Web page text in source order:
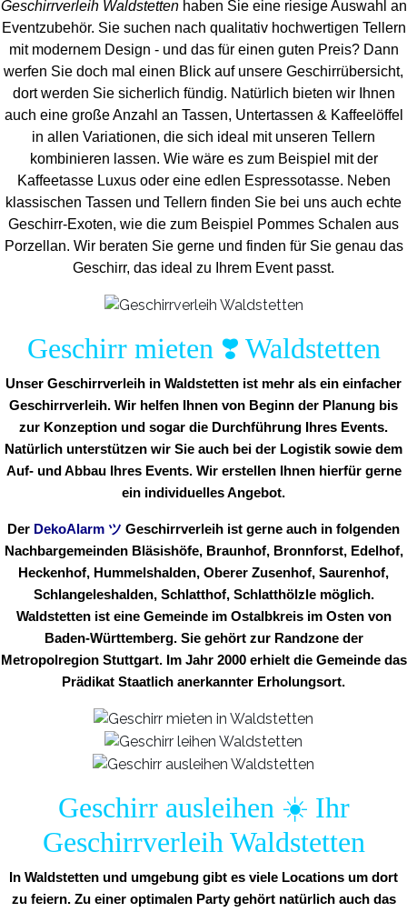
Geschirrverleih Waldstettenhaben Sie eine riesige Auswahl an
Eventzubehör. Sie suchen nach qualitativ hochwertigen Tellern
mit modernem Design - und das für einen guten Preis? Dann
werfen Sie doch mal einen Blick auf unsere Geschirrübersicht,
dort werden Sie sicherlich fündig. Natürlich bieten wir Ihnen
auch eine große Anzahl an Tassen, Untertassen & Kaffeelöffel
in allen Variationen, die sich ideal mit unseren Tellern
kombinieren lassen. Wie wäre es zum Beispiel mit der
Kaffeetasse Luxus oder eine edlen Espressotasse. Neben
klassischen Tassen und Tellern finden Sie bei uns auch echte
Geschirr-Exoten, wie die zum Beispiel Pommes Schalen aus
Porzellan. Wir beraten Sie gerne und finden für Sie genau das
Geschirr, das ideal zu Ihrem Event passt.
Geschirr mieten ❣️ Waldstetten
Unser Geschirrverleih in Waldstetten ist mehr als ein einfacher
Geschirrverleih. Wir helfen Ihnen von Beginn der Planung bis
zur Konzeption und sogar die Durchführung Ihres Events.
Natürlich unterstützen wir Sie auch bei der Logistik sowie dem
Auf- und Abbau Ihres Events. Wir erstellen Ihnen hierfür gerne
ein individuelles Angebot.
Der DekoAlarm ツ Geschirrverleih ist gerne auch in folgenden
Nachbargemeinden Bläsishöfe, Braunhof, Bronnforst, Edelhof,
Heckenhof, Hummelshalden, Oberer Zusenhof, Saurenhof,
Schlangeleshalden, Schlatthof, Schlatthölzle möglich.
Waldstetten ist eine Gemeinde im Ostalbkreis im Osten von
Baden-Württemberg. Sie gehört zur Randzone der
Metropolregion Stuttgart. Im Jahr 2000 erhielt die Gemeinde das
Prädikat Staatlich anerkannter Erholungsort.
Geschirr ausleihen ☀️ Ihr
Geschirrverleih Waldstetten
In Waldstetten und umgebung gibt es viele Locations um dort
zu feiern. Zu einer optimalen Party gehört natürlich auch das